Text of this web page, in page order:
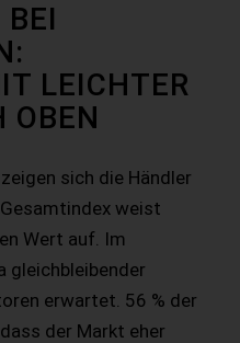
LEICHTER
OBEN
sich die Händler
weist
Wert auf. Im
gleichbleibender
erwartet. 56 % der
der Markt eher